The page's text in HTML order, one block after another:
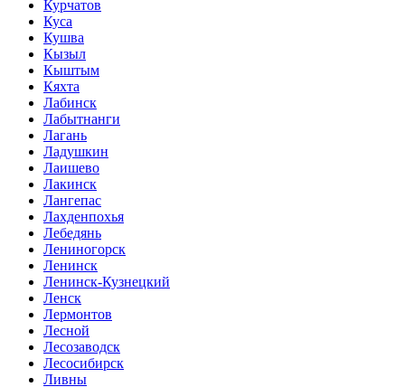
Курчатов
Куса
Кушва
Кызыл
Кыштым
Кяхта
Лабинск
Лабытнанги
Лагань
Ладушкин
Лаишево
Лакинск
Лангепас
Лахденпохья
Лебедянь
Лениногорск
Ленинск
Ленинск-Кузнецкий
Ленск
Лермонтов
Лесной
Лесозаводск
Лесосибирск
Ливны